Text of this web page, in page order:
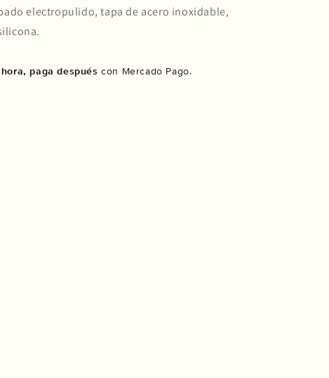
electropulido, tapa de acero inoxidable,
paga después con Mercado Pago.